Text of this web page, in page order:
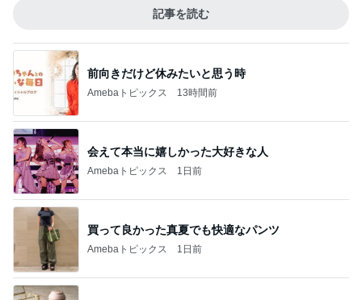
記事を読む
前向きだけど休みたいと思う時
Amebaトピックス 13時間前
会えて本当に嬉しかった大好きな人
Amebaトピックス 1日前
買って良かった真夏でも快適なパンツ
Amebaトピックス 1日前